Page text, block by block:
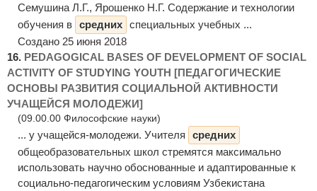
Семушина Л.Г., Ярошенко Н.Г. Содержание и технологии
обучения в средних специальных учебных ...
Создано 25 июня 2018
16. PEDAGOGICAL BASES OF DEVELOPMENT OF SOCIAL
ACTIVITY OF STUDYING YOUTH [ПЕДАГОГИЧЕСКИЕ
ОСНОВЫ РАЗВИТИЯ СОЦИАЛЬНОЙ АКТИВНОСТИ
УЧАЩЕЙСЯ МОЛОДЕЖИ]
(09.00.00 Философские науки)
... у учащейся-молодежи. Учителя
средних
общеобразовательных школ стремятся максимально
использовать научно обоснованные и адаптированные к
социально-педагогическим условиям Узбекистана